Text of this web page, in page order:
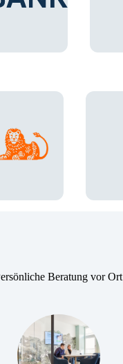
Beratung vor Ort